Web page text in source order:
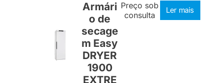
Armári
o de
secage
m Easy
DRYER
1900
EXTRE
Preço sob
consulta
Ler mais